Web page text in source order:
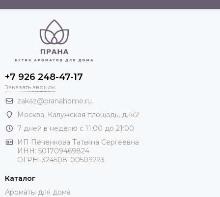
+7 926 248-47-17
Заказать звонок
zakaz@pranahome.ru
Москва, Калужская площадь, д.1к2
7 дней в неделю с 11:00 до 21:00
ИП Печенкова Татьяна Сергеевна
ИНН: 501709469824
ОГРН: 324508100509223
Каталог
Ароматы для дома